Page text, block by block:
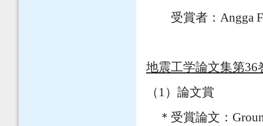
受賞者：Angga
地震工学論文集第36
（1）論文賞
＊受賞論文：